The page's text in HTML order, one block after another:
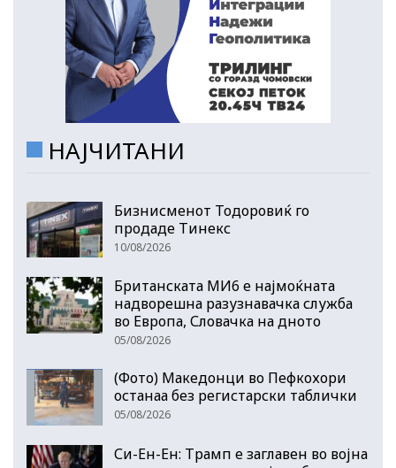
НАЈЧИТАНИ
Бизнисменот Тодоровиќ го
продаде Тинекс
10/08/2026
Британската МИ6 е најмоќната
надворешна разузнавачка служба
во Европа, Словачка на дното
05/08/2026
(Фото) Македонци во Пефкохори
останаа без регистарски таблички
05/08/2026
Си-Ен-Ен: Трамп е заглавен во војна